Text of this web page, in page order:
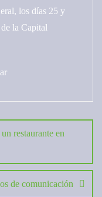
los días 25 y
la Capital
restaurante en
de comunicación